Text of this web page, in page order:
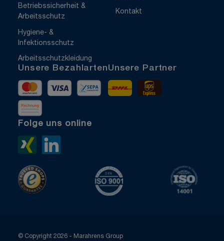
Betriebssicherheit &
Arbeitsschutz
Hygiene- &
Infektionsschutz
Arbeitsschutzkleidung
Kontakt
Unsere Bezahlarten
MastercardVisa Vorkasse
Rechnung
Unsere Partner
DHL
Folge uns online
Xing>
ISO 9001 zertifiziert
© Copyright 2026 - Marahrens Group